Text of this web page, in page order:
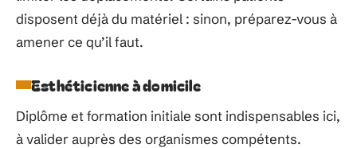
disposent déjà du matériel : sinon, préparez-vous à
amener ce qu’il faut.
Esthéticienne à domicile
Diplôme et formation initiale sont indispensables ici,
à valider auprès des organismes compétents.